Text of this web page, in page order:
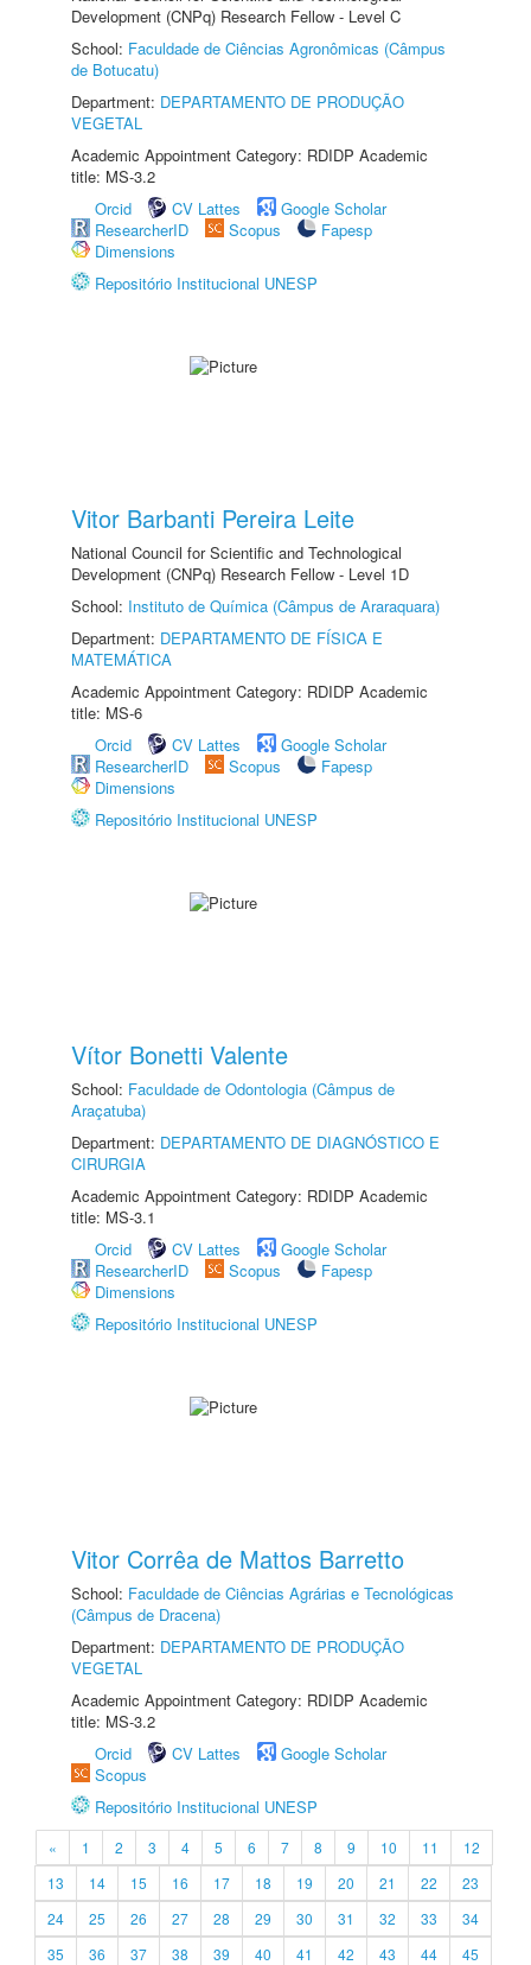
Development (CNPq) Research Fellow - Level C
School: Faculdade de Ciências Agronômicas (Câmpus
de Botucatu)
Department: DEPARTAMENTO DE PRODUÇÃO
VEGETAL
Academic Appointment Category: RDIDP Academic
title: MS-3.2
Orcid
CV Lattes
Google Scholar
ResearcherID
Scopus
Fapesp
Dimensions
Repositório Institucional UNESP
Vitor Barbanti Pereira Leite
National Council for Scientific and Technological
Development (CNPq) Research Fellow - Level 1D
School: Instituto de Química (Câmpus de Araraquara)
Department: DEPARTAMENTO DE FÍSICA E
MATEMÁTICA
Academic Appointment Category: RDIDP Academic
title: MS-6
Orcid
CV Lattes
Google Scholar
ResearcherID
Scopus
Fapesp
Dimensions
Repositório Institucional UNESP
Vítor Bonetti Valente
School: Faculdade de Odontologia (Câmpus de
Araçatuba)
Department: DEPARTAMENTO DE DIAGNÓSTICO E
CIRURGIA
Academic Appointment Category: RDIDP Academic
title: MS-3.1
Orcid
CV Lattes
Google Scholar
ResearcherID
Scopus
Fapesp
Dimensions
Repositório Institucional UNESP
Vitor Corrêa de Mattos Barretto
School: Faculdade de Ciências Agrárias e Tecnológicas
(Câmpus de Dracena)
Department: DEPARTAMENTO DE PRODUÇÃO
VEGETAL
Academic Appointment Category: RDIDP Academic
title: MS-3.2
Orcid
CV Lattes
Google Scholar
Scopus
Repositório Institucional UNESP
« 1 2 3 4 5 6 7 8 9 10 11
12
13
14 15 16 17 18 19 20 21 22
23
24
25 26 27 28 29 30 31 32 33
34
35
36 37 38 39 40 41 42 43 44
45